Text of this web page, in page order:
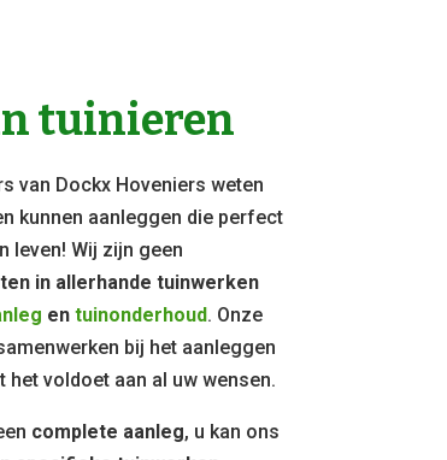
tuinieren
van Dockx Hoveniers weten
kunnen aanleggen die perfect
leven! Wij zijn geen
in allerhande tuinwerken
entuinonderhoud. Onze
bij het aanleggen
voldoet aan al uw wensen.
complete aanleg, u kan ons